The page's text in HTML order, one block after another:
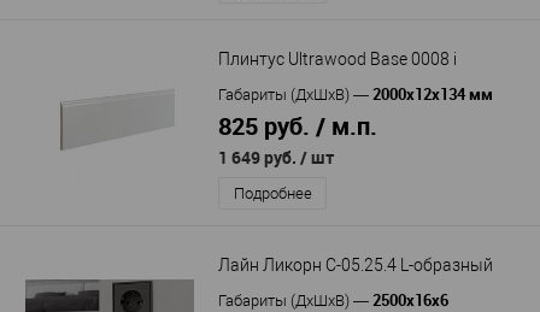
Плинтус Ultrawood Base 0008 i
Габариты (ДхШхВ) — 2000x12x134 мм
825 руб. / м.п.
1 649 руб. / шт
Подробнее
Лайн Ликорн С-05.25.4 L-образный
Габариты (ДхШхВ) — 2500х16х6